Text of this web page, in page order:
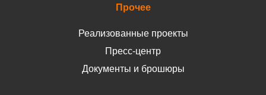
Прочее
Реализованные проекты
Пресс-центр
Документы и брошюры